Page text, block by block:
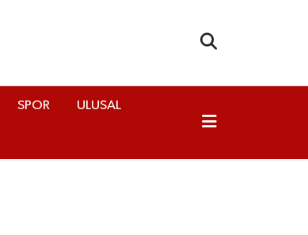
SPOR ULUSAL